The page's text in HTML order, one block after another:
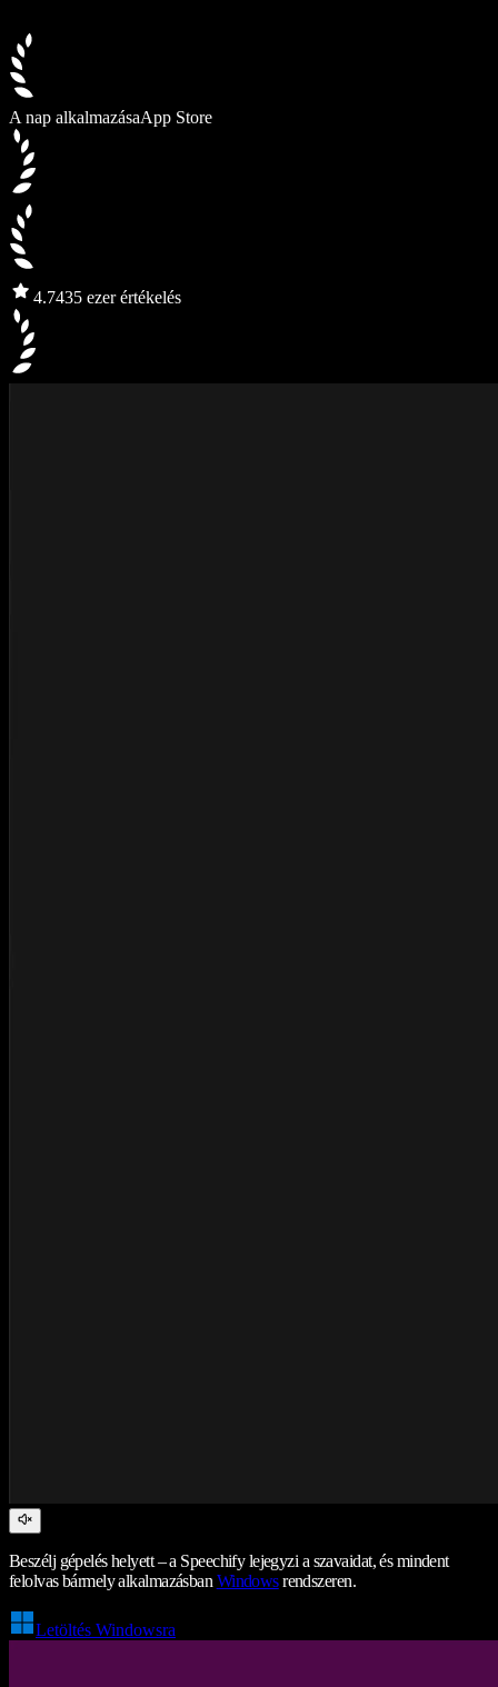
A nap alkalmazásaApp Store
4.7435 ezer értékelés
Beszélj gépelés helyett – a Speechify lejegyzi a szavaidat, és mindent
felolvas bármely alkalmazásban Windowsrendszeren.
Letöltés Windowsra